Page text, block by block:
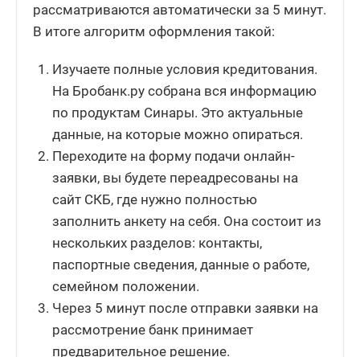
рассматриваются автоматически за 5 минут.
В итоге алгоритм оформления такой:
Изучаете полные условия кредитования.
На Бробанк.ру собрана вся информацию
по продуктам Синары. Это актуальные
данные, на которые можно опираться.
Переходите на форму подачи онлайн-
заявки, вы будете переадресованы на
сайт СКБ, где нужно полностью
заполнить анкету на себя. Она состоит из
нескольких разделов: контакты,
паспортные сведения, данные о работе,
семейном положении.
Через 5 минут после отправки заявки на
рассмотрение банк принимает
предварительное решение.